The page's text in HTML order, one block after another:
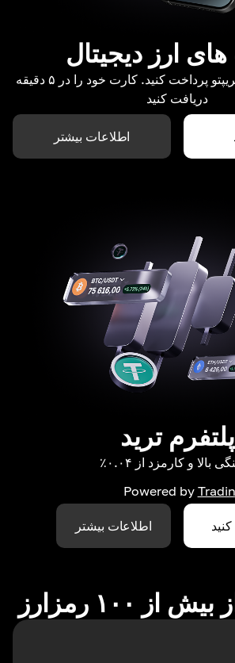
ارز دیجیتال
هر جا می‌خواهید با کریپتو پرداخت کنید. کارت خود را در ۵ دقیقه
دریافت کنید
اطلاعات بیشتر
پلتفرم ترید
بالا و کارمزد از ۰.۰۴٪
Powered by
اطلاعات بیشتر
۱۰۰ رمزارز